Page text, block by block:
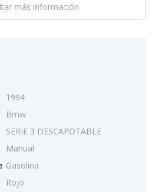
más información
1994
Bmw
SERIE 3 DESCAPOTABLE
Manual
Gasolina
Rojo